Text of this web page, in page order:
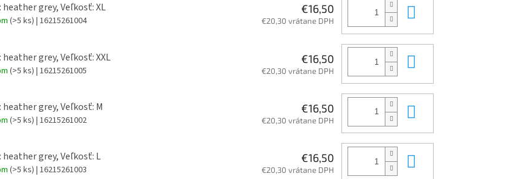
heather grey, Veľkosť: XL
(>5 ks) | 16215261004
€16,50
€20,30 vrátane DPH
heather grey, Veľkosť: XXL
(>5 ks) | 16215261005
€16,50
€20,30 vrátane DPH
heather grey, Veľkosť: M
(>5 ks) | 16215261002
€16,50
€20,30 vrátane DPH
heather grey, Veľkosť: L
(>5 ks) | 16215261003
€16,50
€20,30 vrátane DPH